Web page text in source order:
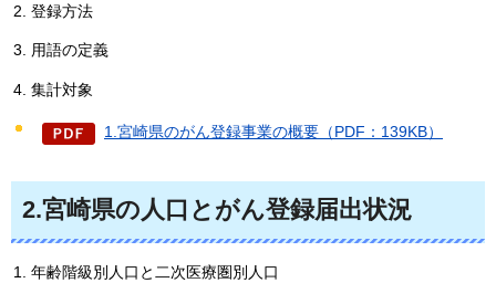
登録方法
用語の定義
集計対象
1.宮崎県のがん登録事業の概要（PDF：139KB）
2.宮崎県の人口とがん登録届出状況
年齢階級別人口と二次医療圏別人口